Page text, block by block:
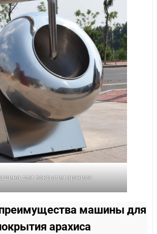
для покрытия арахиса
машины для
арахиса